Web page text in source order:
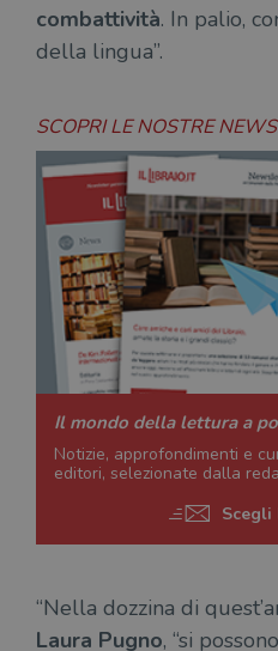
combattività. In palio,
della lingua”.
SCOPRI LE NOSTRE
Il mondo della lettura a
Notizie, approfondimenti e
editori, selezionate dalla
“Nella dozzina di
Laura Pugno, “si